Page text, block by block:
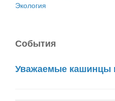
Экология
События
Уважаемые кашинцы